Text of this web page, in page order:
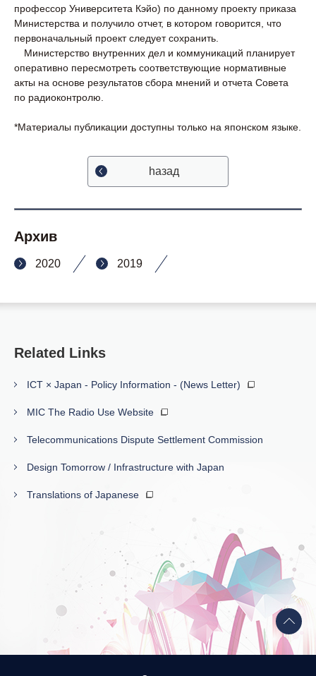
профессор Университета Кэйо) по данному проекту приказа
Министерства и получило отчет, в котором говорится, что
первоначальный проект следует сохранить.
Министерство внутренних дел и коммуникаций планирует
оперативно пересмотреть соответствующие нормативные
акты на основе результатов сбора мнений и отчета Совета
по радиоконтролю.
*Материалы публикации доступны только на японском языке.
hазад
Архив
2020 2019
Related Links
ICT × Japan - Policy Information - (News Letter)
MIC The Radio Use Website
Telecommunications Dispute Settlement Commission
Design Tomorrow / Infrastructure with Japan
Translations of Japanese
Back
to
top